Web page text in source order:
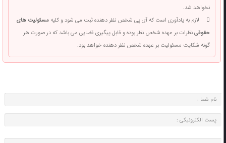
نخواهد شد.
لازم به یادآوری است که آی پی شخص نظر دهنده ثبت می شود و کلیهمسئولیت های
حقوقینظرات بر عهده شخص نظر بوده و قابل پیگیری قضایی می باشد که در صورت هر
گونه شکایت مسئولیت بر عهده شخص نظر دهنده خواهد بود.